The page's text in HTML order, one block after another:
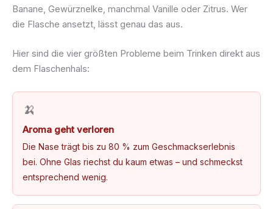
Banane, Gewürznelke, manchmal Vanille oder Zitrus. Wer
die Flasche ansetzt, lässt genau das aus.
Hier sind die vier größten Probleme beim Trinken direkt aus
dem Flaschenhals:
🍌
Aroma geht verloren
Die Nase trägt bis zu 80 % zum Geschmackserlebnis
bei. Ohne Glas riechst du kaum etwas – und schmeckst
entsprechend wenig.